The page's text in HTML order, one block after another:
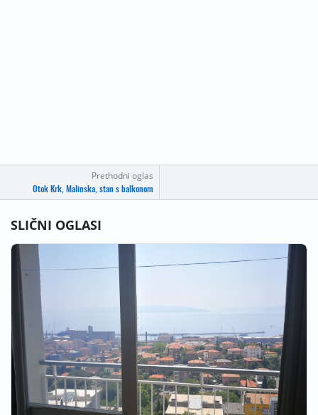
Prethodni oglas
Otok Krk, Malinska, stan s balkonom
SLIČNI OGLASI